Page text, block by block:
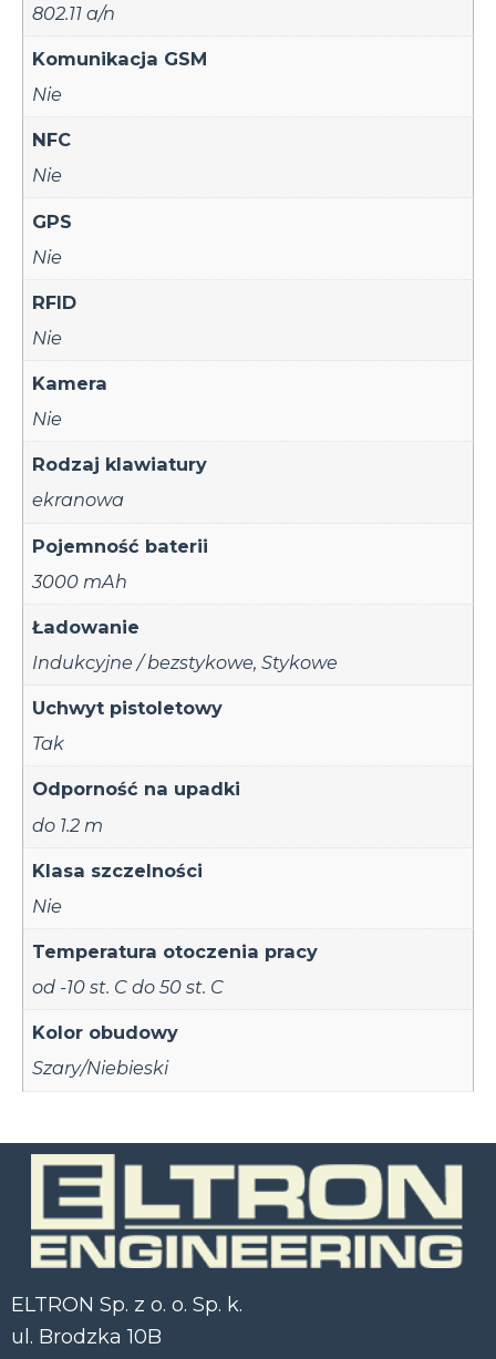
802.11 a/n
Komunikacja GSM
Nie
NFC
Nie
GPS
Nie
RFID
Nie
Kamera
Nie
Rodzaj klawiatury
ekranowa
Pojemność baterii
3000 mAh
Ładowanie
Indukcyjne / bezstykowe,Stykowe
Uchwyt pistoletowy
Tak
Odporność na upadki
do 1.2 m
Klasa szczelności
Nie
Temperatura otoczenia pracy
od -10 st. C do 50 st. C
Kolor obudowy
Szary/Niebieski
ELTRON Sp. z o. o. Sp. k.
ul. Brodzka 10B